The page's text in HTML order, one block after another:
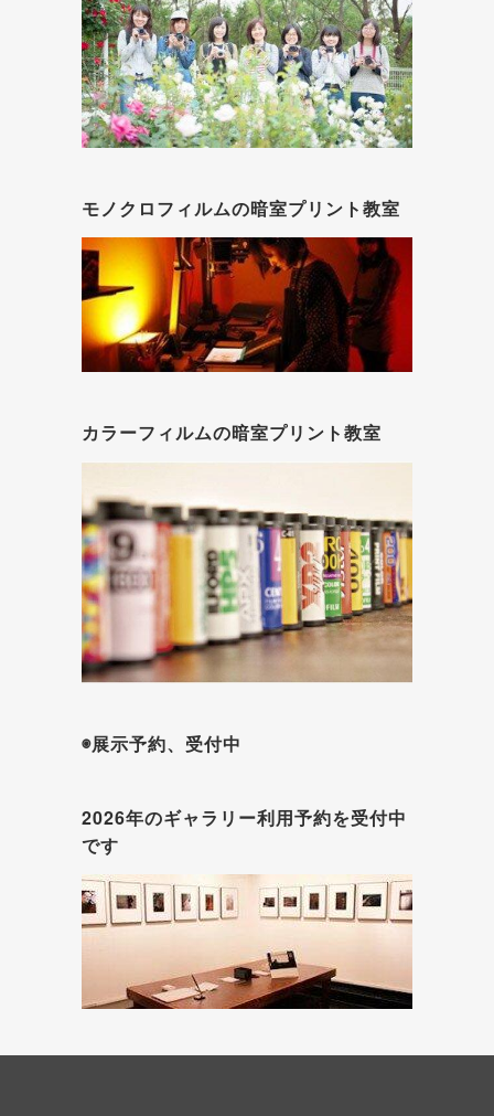
モノクロフィルムの暗室プリント教室
カラーフィルムの暗室プリント教室
◉展示予約、受付中
2026年のギャラリー利用予約を受付中
です